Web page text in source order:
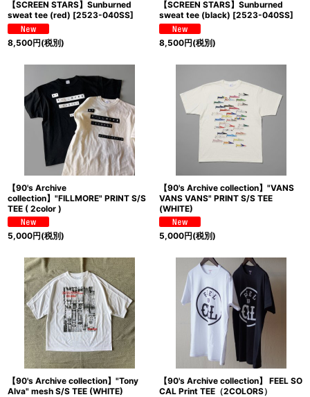
【SCREEN STARS】Sunburned
sweat tee (red) [2523-040SS]
8,500円(税別)
【SCREEN STARS】Sunburned
sweat tee (black) [2523-040SS]
8,500円(税別)
【90's Archive
collection】"FILLMORE" PRINT S/S
TEE ( 2color )
5,000円(税別)
【90's Archive collection】"VANS
VANS VANS" PRINT S/S TEE
(WHITE)
5,000円(税別)
【90's Archive collection】"Tony
Alva" mesh S/S TEE (WHITE)
【90's Archive collection】 FEEL SO
CAL Print TEE（2COLORS）